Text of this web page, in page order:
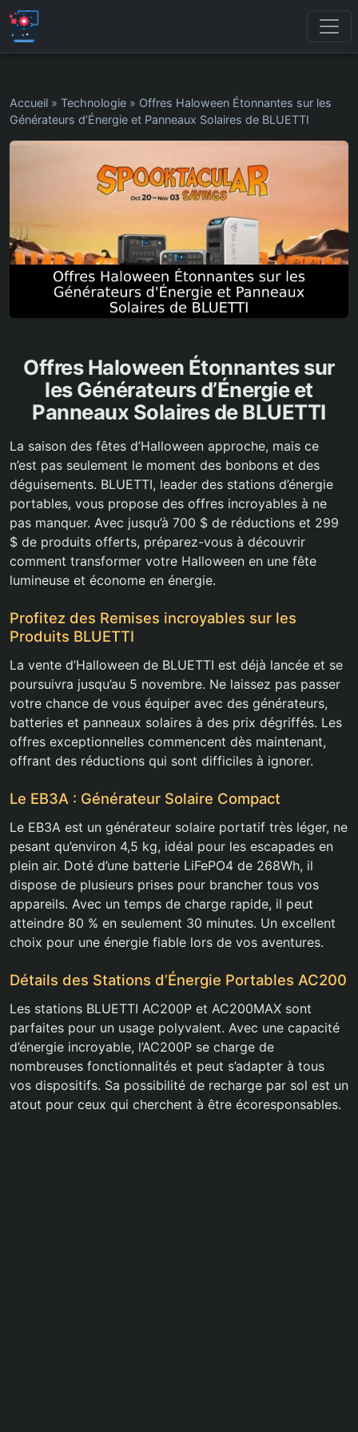
Accueil » Technologie » Offres Haloween Étonnantes sur les
Générateurs d’Énergie et Panneaux Solaires de BLUETTI
Offres Haloween Étonnantes sur
les Générateurs d’Énergie et
Panneaux Solaires de BLUETTI
La saison des fêtes d’Halloween approche, mais ce
n’est pas seulement le moment des bonbons et des
déguisements. BLUETTI, leader des stations d’énergie
portables, vous propose des offres incroyables à ne
pas manquer. Avec jusqu’à 700 $ de réductions et 299
$ de produits offerts, préparez-vous à découvrir
comment transformer votre Halloween en une fête
lumineuse et économe en énergie.
Profitez des Remises incroyables sur les
Produits BLUETTI
La vente d’Halloween de BLUETTI est déjà lancée et se
poursuivra jusqu’au 5 novembre. Ne laissez pas passer
votre chance de vous équiper avec des générateurs,
batteries et panneaux solaires à des prix dégriffés. Les
offres exceptionnelles commencent dès maintenant,
offrant des réductions qui sont difficiles à ignorer.
Le EB3A : Générateur Solaire Compact
Le EB3A est un générateur solaire portatif très léger, ne
pesant qu’environ 4,5 kg, idéal pour les escapades en
plein air. Doté d’une batterie LiFePO4 de 268Wh, il
dispose de plusieurs prises pour brancher tous vos
appareils. Avec un temps de charge rapide, il peut
atteindre 80 % en seulement 30 minutes. Un excellent
choix pour une énergie fiable lors de vos aventures.
Détails des Stations d’Énergie Portables AC200
Les stations BLUETTI AC200P et AC200MAX sont
parfaites pour un usage polyvalent. Avec une capacité
d’énergie incroyable, l’AC200P se charge de
nombreuses fonctionnalités et peut s’adapter à tous
vos dispositifs. Sa possibilité de recharge par sol est un
atout pour ceux qui cherchent à être écoresponsables.